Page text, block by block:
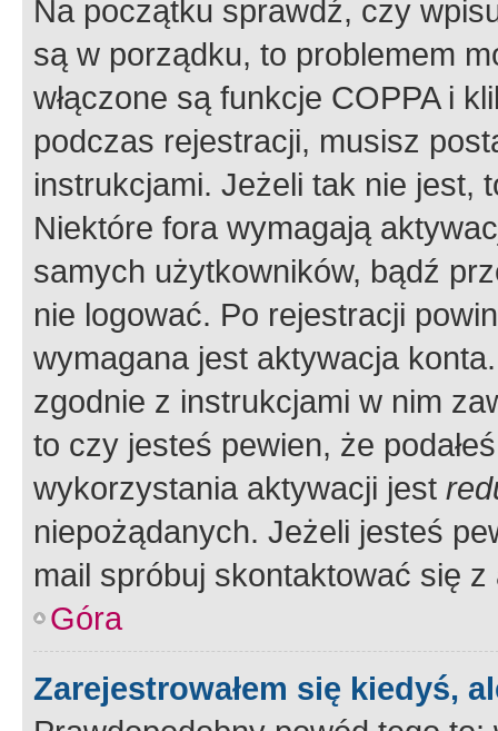
Na początku sprawdź, czy
są w porządku, to problemem
włączone są funkcje COPPA i
podczas rejestracji, musisz
instrukcjami. Jeżeli tak nie jest,
Niektóre fora wymagają
samych użytkowników, bądź
nie logować. Po rejestracji
wymagana jest aktywacja
zgodnie z instrukcjami w nim
to czy jesteś pewien, że
wykorzystania aktywacji jest
niepożądanych. Jeżeli jesteś
mail spróbuj skontaktować się
Góra
Zarejestrowałem się kiedyś,